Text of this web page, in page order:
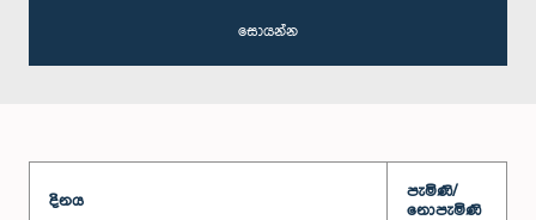
සොයන්න
දිනය
පැමිණි/
නොපැමිණි